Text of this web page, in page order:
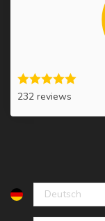
232 reviews